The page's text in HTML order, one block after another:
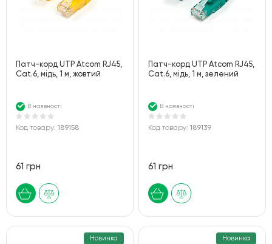
Патч-корд UTP Atcom RJ45,
Cat.6, мідь, 1 м, жовтий
В наявності
Код товару: 189158
61 грн
Патч-корд UTP Atcom RJ45,
Cat.6, мідь, 1 м, зелений
В наявності
Код товару:189139
61 грн
Новинка Новинка